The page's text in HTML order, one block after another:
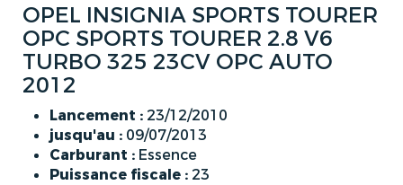
OPEL INSIGNIA SPORTS TOURER
OPC SPORTS TOURER 2.8 V6
TURBO 325 23CV OPC AUTO
2012
Lancement : 23/12/2010
jusqu'au : 09/07/2013
Carburant : Essence
Puissance fiscale : 23